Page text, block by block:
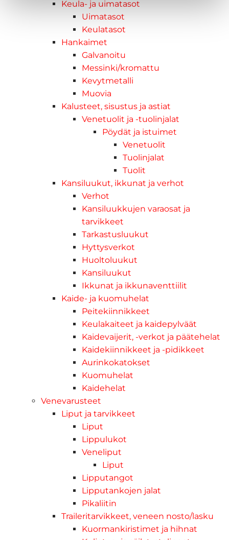
Keula- ja uimatasot
Uimatasot
Keulatasot
Hankaimet
Galvanoitu
Messinki/kromattu
Kevytmetalli
Muovia
Kalusteet, sisustus ja astiat
Venetuolit ja -tuolinjalat
Pöydät ja istuimet
Venetuolit
Tuolinjalat
Tuolit
Kansiluukut, ikkunat ja verhot
Verhot
Kansiluukkujen varaosat ja
tarvikkeet
Tarkastusluukut
Hyttysverkot
Huoltoluukut
Kansiluukut
Ikkunat ja ikkunaventtiilit
Kaide- ja kuomuhelat
Peitekiinnikkeet
Keulakaiteet ja kaidepylväät
Kaidevaijerit, -verkot ja päätehelat
Kaidekiinnikkeet ja -pidikkeet
Aurinkokatokset
Kuomuhelat
Kaidehelat
Venevarusteet
Liput ja tarvikkeet
Liput
Lippulukot
Veneliput
Liput
Lipputangot
Lipputankojen jalat
Pikaliitin
Traileritarvikkeet, veneen nosto/lasku
Kuormankiristimet ja hihnat